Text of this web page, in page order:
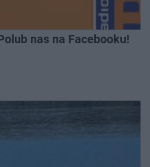
nas na Facebooku!